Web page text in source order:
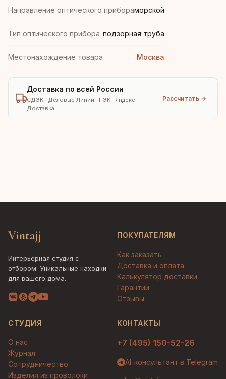
Направление оптического прибораморской
Тип оптического прибора подзорная труба
Местонахождение товара Москва
Доставка по всей России
СДЭК · Деловые Линии · ПЭК · Яндекс
Доставка
Рассчитать →
Vintajj
Интерьерная студия с
отбором. Уникальные находки
для вашего дома.
ПОКУПАТЕЛЯМ
Как заказать
Доставка и оплата
Калькулятор доставки
Гарантии
Отзывы
СТУДИЯ
О нас
Журнал
Сотрудничество
Изделия из проволоки
КОНТАКТЫ
+7 (495) 150-52-26
AI-консультант в Telegram